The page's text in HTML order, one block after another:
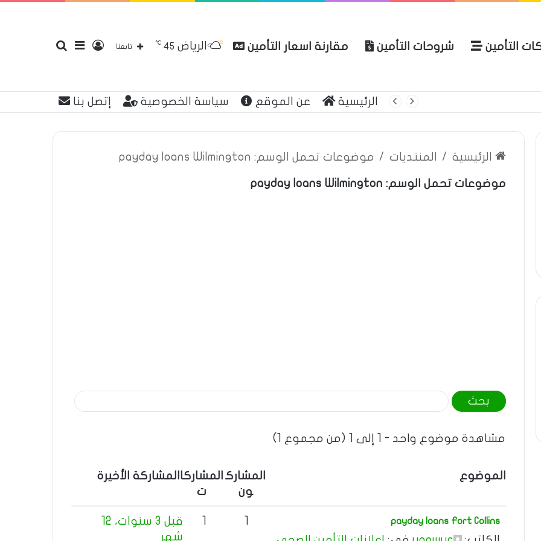
التأمين شروحات التأمين مقارنة اسعار التأمين إضافة
عمود
تسجيل
الدخول
تابعنا الرياض 45
℃
الرئيسية عن الموقع سياسة الخصوصية إتصل بنا
الرئيسية / المنتديات / موضوعات تحمل الوسم: payday loans Wilmington
موضوعات تحمل الوسم: payday loans Wilmington
ح
مشاهدة موضوع واحد - 1 إلى 1 (من مجموع 1)
الموضوع
المشارك
ون
المشاركا
ت
المشاركة الأخيرة
payday loans Fort Collins
قبل 3 سنوات، 12
شهر